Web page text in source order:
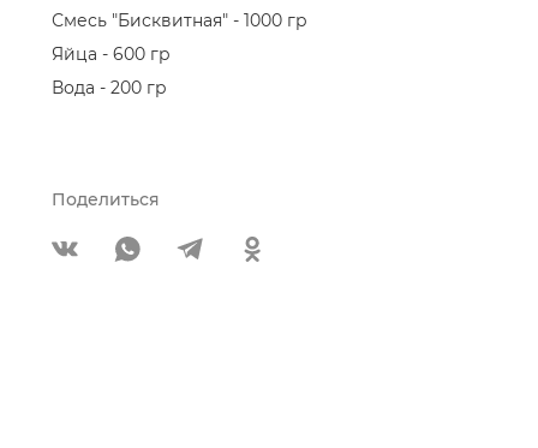
Смесь "Бисквитная" - 1000 гр
Яйца - 600 гр
Вода - 200 гр
Поделиться